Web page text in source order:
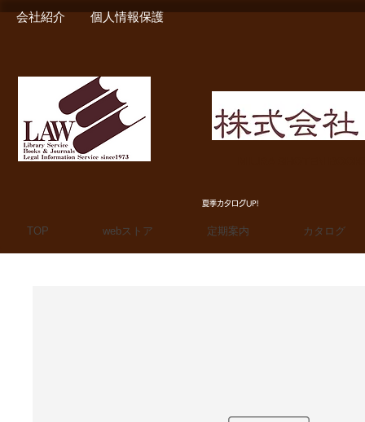
会社紹介 個人情報保護
夏季カタログUP!
TOP webストア 定期案内 カタログ